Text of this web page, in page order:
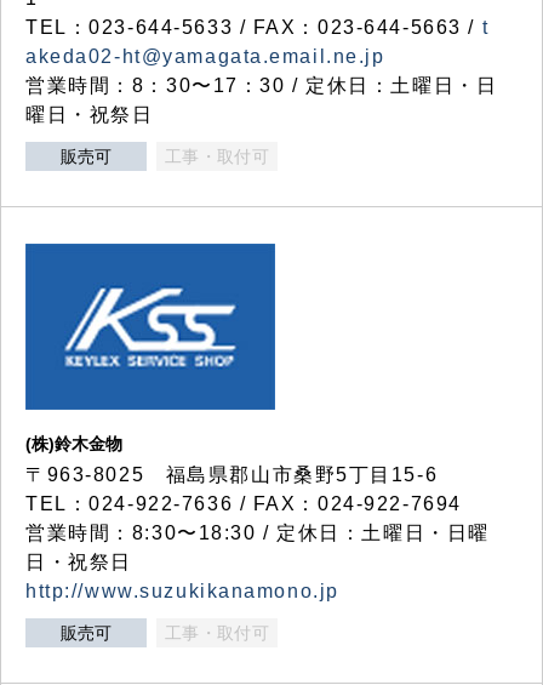
TEL：023-644-5633 / FAX：023-644-5663 / t
akeda02-ht@yamagata.email.ne.jp
営業時間：8：30〜17：30 / 定休日：土曜日・日
曜日・祝祭日
販売可 工事・取付可
(株)鈴木金物
〒963-8025 福島県郡山市桑野5丁目15-6
TEL：024-922-7636 / FAX：024-922-7694
営業時間：8:30〜18:30 / 定休日：土曜日・日曜
日・祝祭日
http://www.suzukikanamono.jp
販売可 工事・取付可